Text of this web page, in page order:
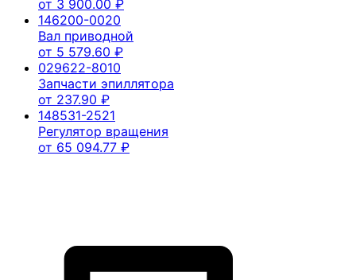
от 3 900.00 ₽
146200-0020
Вал приводной
от 5 579.60 ₽
029622-8010
Запчасти эпиллятора
от 237.90 ₽
148531-2521
Регулятор вращения
от 65 094.77 ₽